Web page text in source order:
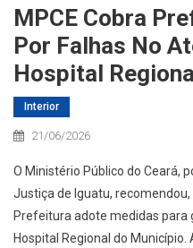
MPCE Cobra
Por Falhas No
Hospital
Interior
21/06/2026
O Ministério Público do Ceará,
Justiça de Iguatu,
Prefeitura adote medidas para
Hospital Regional do